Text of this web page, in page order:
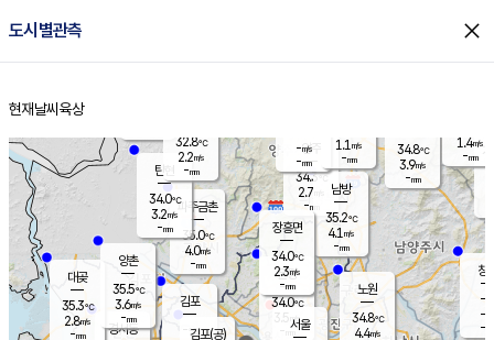
도시별관측 close
홈
현재날씨 육상
양주
34.3℃
2.7
-mm
경서동
파주금촌
35.0℃
4.0m/s
-mm
34.8℃
3.9m/s
-mm
대곶
35.3℃
2.8m/s
-mm
창
-
-m/
-
탄현
34.0℃
3.2m/s
-mm
1.4m/s
-mm
김포
- ℃
양촌
35.5℃
3.6m/s
-mm
은평
34.0℃
3.5 m/s
- mm
노원
34.8℃
4.4m/s
남방
35.2℃
4.1 m/s
-mm
장흥면
34.0℃
2.3m/s
-mm
-m/s
-mm
김포(공)
서울
32.8℃
2.2m/s
-mm
1.1 m/s
-mm